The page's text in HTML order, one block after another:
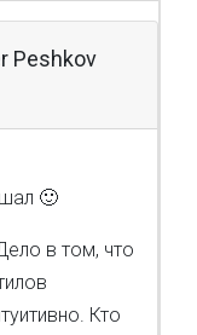
Peshkov
🙂
в том, что
Кто